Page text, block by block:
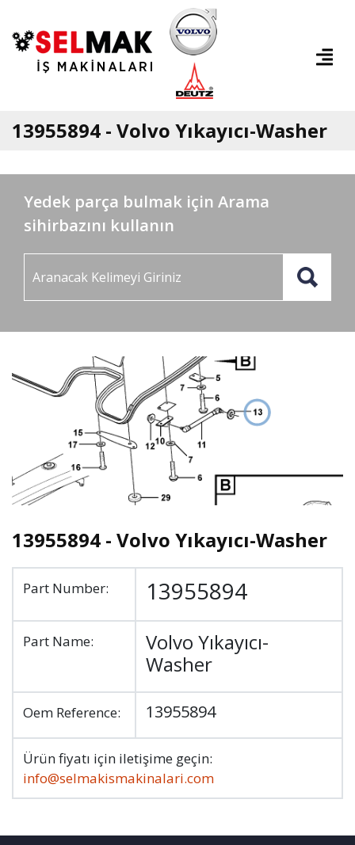
13955894 - Volvo Yıkayıcı-Washer
Yedek parça bulmak için Arama
sihirbazını kullanın
13955894 - Volvo Yıkayıcı-Washer
Part Number: 13955894
Part Name:
Volvo Yıkayıcı-
Washer
Oem Reference: 13955894
Ürün fiyatı için iletişime geçin:
info@selmakismakinalari.com